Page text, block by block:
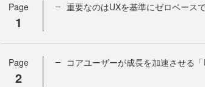
Page
1
重要なのはUXを基準にゼロベース
Page
2
コアユーザーが成長を加速させる